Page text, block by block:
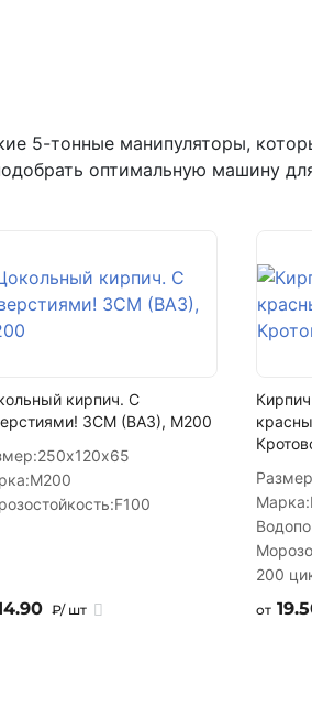
г.Самара, ул. Садовая,
+7 (993) 993-77-
Написать в МАКС
Написать на почту
5-тонные манипуляторы,
оптимальную машину
кирпич. С
ЗСМ (ВАЗ), М200
250х120х65
М200
F100
₽/ шт
Марка:
200
от